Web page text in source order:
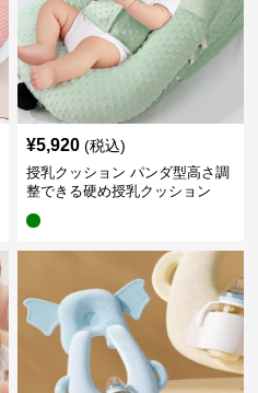
¥5,920 (税込)
授乳クッション パンダ型高さ調
整できる硬め授乳クッション